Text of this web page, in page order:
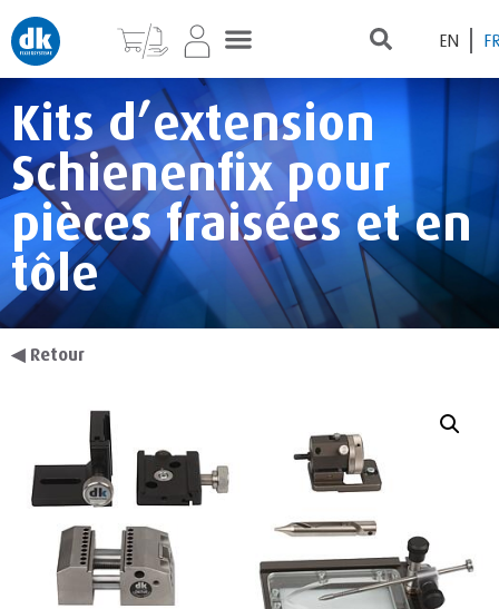
EN
Kits d’extension
Schienenfix pour
pièces fraisées et en
tôle
◀ Retour